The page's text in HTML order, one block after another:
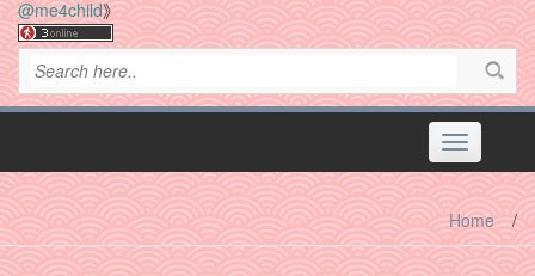
@me4child》
Toggle
navigation
Home /